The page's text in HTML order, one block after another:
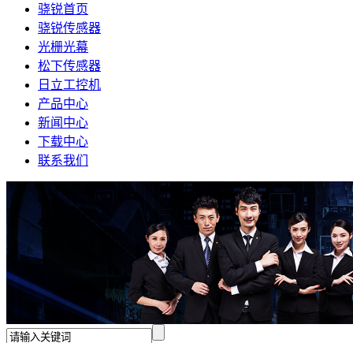
骁锐首页
骁锐传感器
光栅光幕
松下传感器
日立工控机
产品中心
新闻中心
下载中心
联系我们